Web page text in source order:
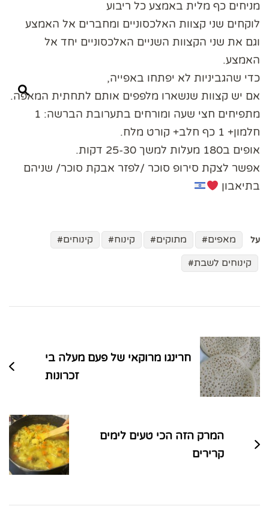
מניחים כף מלית באמצע כל ריבוע
לוקחים שני קצוות האלכסוניים ומחברים אל האמצע
וגם את שני הקצוות השניים האלכסוניים יחד אל
האמצע.
כדי שהגביניות לא יפתחו באפייה,
אם יש קצוות שנשארו מלפפים אותם לתחתית המאפה.
מתפיחים חצי שעה ומורחים בתערובת הברשה: 1
חלמון+ 1 כף חלב+ קורט מלח.
אופים ב180 מעלות למשך 25-30 דקות.
אפשר לצקת סירופ סוכר /לפזר אבקת סוכר/ שניהם
בתיאבון
על מאפים מתוקים קינוח
קינוחים
קינוחים לשבת
בפוסטים
חרינגו מרוקאי של פעם מעלה בי
זכרונות
המרק הזה הכי טעים לימים
קרירים